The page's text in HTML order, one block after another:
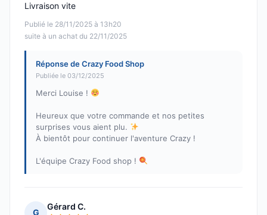
Publié le 28/11/2025 à 13h20
suite à un achat du 22/11/2025
Livraison vite
Réponse de Crazy Food Shop
Publiée le 03/12/2025
Merci Louise !
Heureux que votre commande et nos petites
surprises vous aient plu.
À bientôt pour continuer l'aventure Crazy !
L'équipe Crazy Food shop !
G
Gérard C.